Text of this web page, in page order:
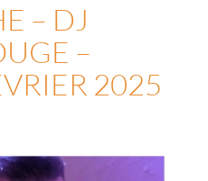
– DJ
–
2025